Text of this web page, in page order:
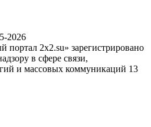
2026
портал 2x2.su» зарегистрировано
в сфере связи,
и массовых коммуникаций 13